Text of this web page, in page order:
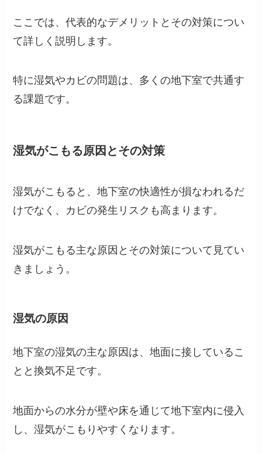
ここでは、代表的なデメリットとその対策につい
て詳しく説明します。
特に湿気やカビの問題は、多くの地下室で共通す
る課題です。
湿気がこもる原因とその対策
湿気がこもると、地下室の快適性が損なわれるだ
けでなく、カビの発生リスクも高まります。
湿気がこもる主な原因とその対策について見てい
きましょう。
湿気の原因
地下室の湿気の主な原因は、地面に接しているこ
とと換気不足です。
地面からの水分が壁や床を通じて地下室内に侵入
し、湿気がこもりやすくなります。